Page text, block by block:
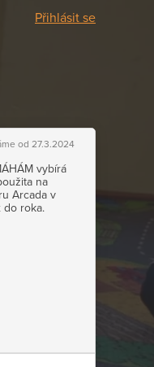
Přihlásit se
od 27.3.2024
vybírá
na
Arcada v
do roka.